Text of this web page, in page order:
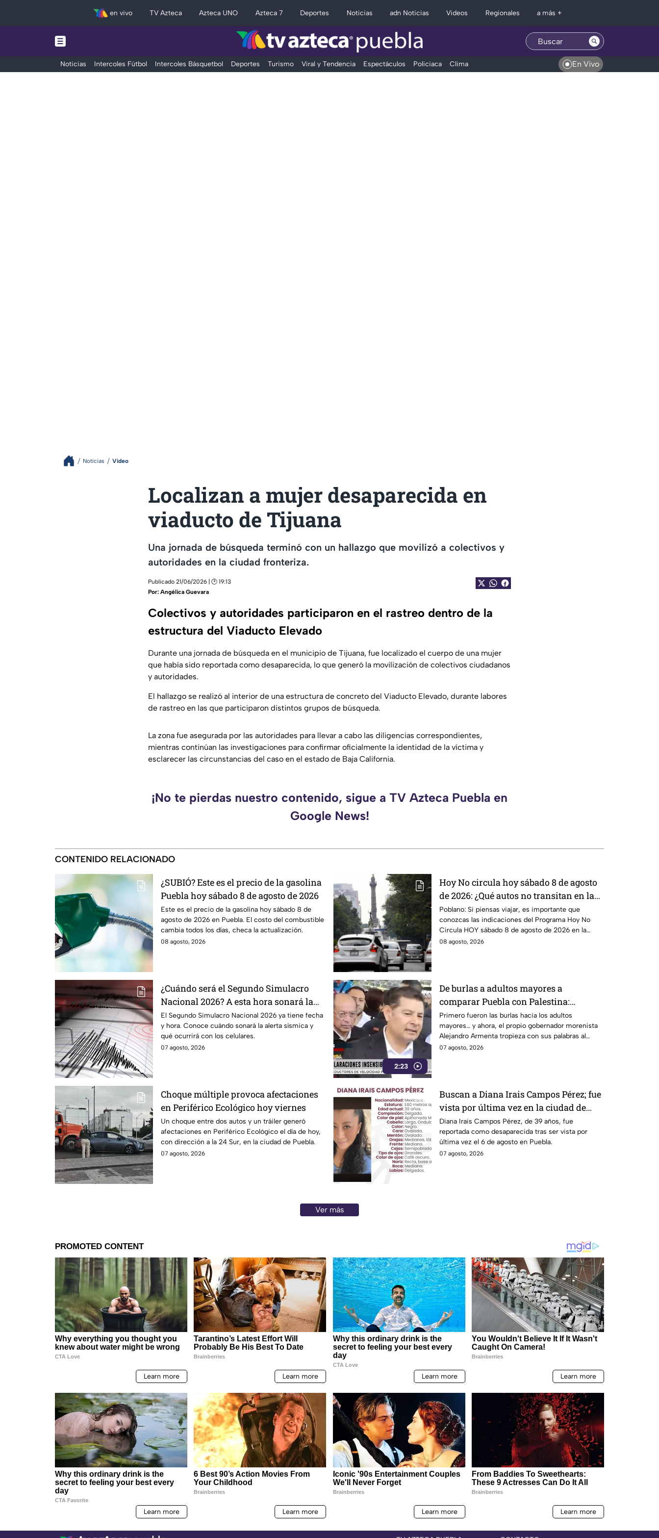
en vivo TV Azteca Azteca UNO Azteca 7 Deportes Noticias adn Noticias Videos Regionales a más +
Noticias Intercoles Fútbol Intercoles Básquetbol Deportes Turismo Viral y Tendencia Espectáculos Policiaca Clima En Vivo
Noticias Video
Localizan a mujer desaparecida en
viaducto de Tijuana
Una jornada de búsqueda terminó con un hallazgo que movilizó a colectivos y
autoridades en la ciudad fronteriza.
Publicado 21/06/2026 | 🕑 19:13
Por: Angélica Guevara
Colectivos y autoridades participaron en el rastreo dentro de la
estructura del Viaducto Elevado
Durante una jornada de búsqueda en el municipio de Tijuana, fue localizado el cuerpo de una mujer
que había sido reportada como desaparecida, lo que generó la movilización de colectivos ciudadanos
y autoridades.
El hallazgo se realizó al interior de una estructura de concreto del Viaducto Elevado, durante labores
de rastreo en las que participaron distintos grupos de búsqueda.
La zona fue asegurada por las autoridades para llevar a cabo las diligencias correspondientes,
mientras continúan las investigaciones para confirmar oficialmente la identidad de la víctima y
esclarecer las circunstancias del caso en el estado de Baja California.
¡No te pierdas nuestro contenido, sigue a TV Azteca Puebla en
Google News!
CONTENIDO RELACIONADO
¿SUBIÓ? Este es el precio de la gasolina
Puebla hoy sábado 8 de agosto de 2026
Este es el precio de la gasolina hoy sábado 8 de
agosto de 2026 en Puebla. El costo del combustible
cambia todos los días, checa la actualización.
08 agosto, 2026
Hoy No circula hoy sábado 8 de agosto
de 2026: ¿Qué autos no transitan en la
CDMX y EdoMex?
Poblano: Si piensas viajar, es importante que
conozcas las indicaciones del Programa Hoy No
Circula HOY sábado 8 de agosto de 2026 en la
CDMX y EdoMex.
08 agosto, 2026
¿Cuándo será el Segundo Simulacro
Nacional 2026? A esta hora sonará la
alerta sísmica
El Segundo Simulacro Nacional 2026 ya tiene fecha
y hora. Conoce cuándo sonará la alerta sísmica y
qué ocurrirá con los celulares.
07 agosto, 2026
2:23
De burlas a adultos mayores a
comparar Puebla con Palestina:
Alejandro Armenta se disculpa “a
modo” por sus insensibles dichos sobre
Huixcolotla, repitiendo el guión de las
también morenistas Nayeli Salvatori y
Primero fueron las burlas hacia los adultos
mayores… y ahora, el propio gobernador morenista
Alejandro Armenta tropieza con sus palabras al
comparar el mal estado de las calles de Huixcolotla
declaración genera indignación?
07 agosto, 2026
Choque múltiple provoca afectaciones
en Periférico Ecológico hoy viernes
Un choque entre dos autos y un tráiler generó
afectaciones en Periférico Ecológico el día de hoy,
con dirección a la 24 Sur, en la ciudad de Puebla.
07 agosto, 2026
Buscan a Diana Irais Campos Pérez; fue
vista por última vez en la ciudad de
Puebla
Diana Irais Campos Pérez, de 39 años, fue
reportada como desaparecida tras ser vista por
última vez el 6 de agosto en Puebla.
07 agosto, 2026
Ver más